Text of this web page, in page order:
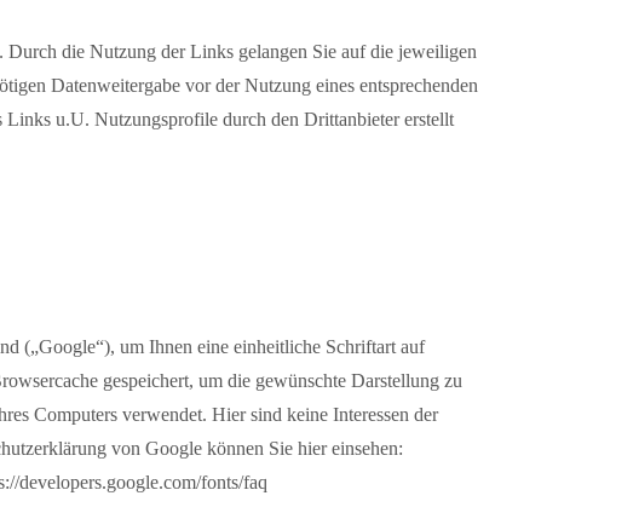
die Nutzung der Links gelangen Sie auf die jeweiligen
Datenweitergabe vor der Nutzung eines entsprechenden
u.U. Nutzungsprofile durch den Drittanbieter erstellt
(„Google“), um Ihnen eine einheitliche Schriftart auf
gespeichert, um die gewünschte Darstellung zu
Computers verwendet. Hier sind keine Interessen der
von Google können Sie hier einsehen:
developers.google.com/fonts/faq